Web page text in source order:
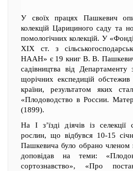
У своїх працях Пашкевич
колекцій Царициного саду та
помологічних колекцій. У
XIX ст. з
НААН» є 19 книг В. В.
садівництва від Департаменту
щорічних експедицій обстежив
країни, результатом яких
«Плодоводство в России.
(1899).
На I з’їзді діячів із селекції
рослин, що відбувся 10-15
Пашкевича було обрано членом
доповідав на теми:
сортознавство», «Про